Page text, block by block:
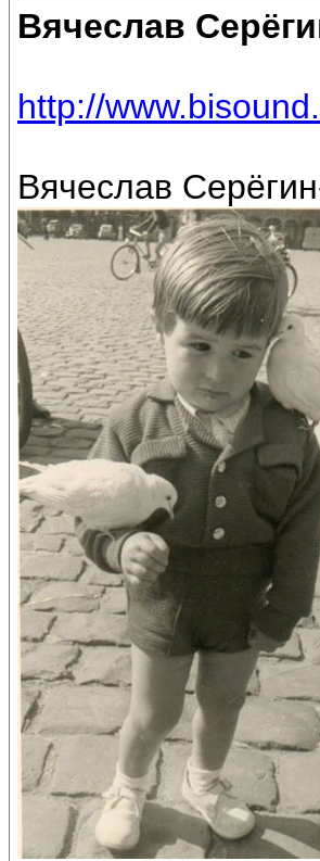
Вячеслав
http://
Вячеслав